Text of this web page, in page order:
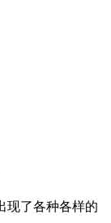
现了各种各样的